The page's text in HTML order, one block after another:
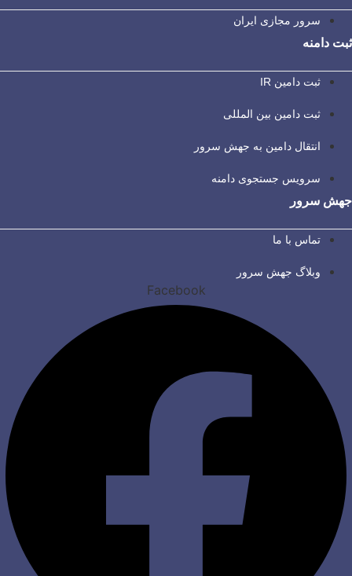
سرور مجازی ایران
ثبت دامنه
ثبت دامین IR
ثبت دامین بین المللی
انتقال دامین به جهش سرور
سرویس جستجوی دامنه
جهش سرور
تماس با ما
وبلاگ جهش سرور
Facebook